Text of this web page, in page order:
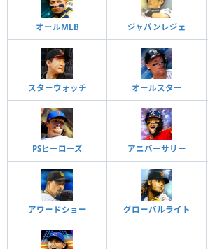
オールMLB ジャパンレジェ
スターウォッチ オールスター
PSヒーローズ アニバーサリー
アワードショー グローバルライト